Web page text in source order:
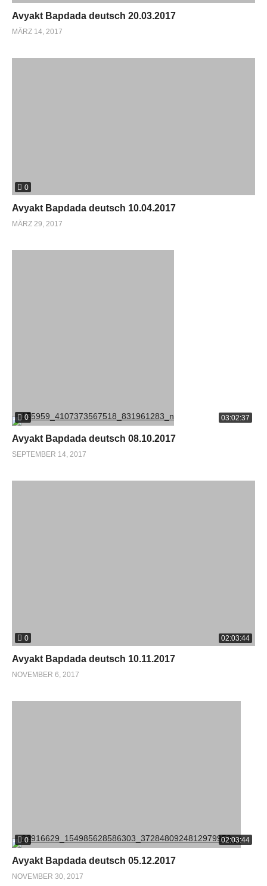
Avyakt Bapdada deutsch 20.03.2017
MÄRZ 14, 2017
0
Avyakt Bapdada deutsch 10.04.2017
MÄRZ 29, 2017
0 03:02:37
Avyakt Bapdada deutsch 08.10.2017
SEPTEMBER 14, 2017
0 02:03:44
Avyakt Bapdada deutsch 10.11.2017
NOVEMBER 6, 2017
0 02:03:44
Avyakt Bapdada deutsch 05.12.2017
NOVEMBER 30, 2017